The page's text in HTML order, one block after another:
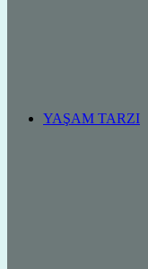
YAŞAM TARZI